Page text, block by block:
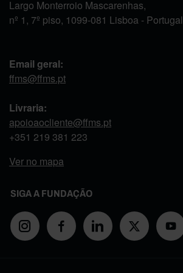
Largo Monterroio Mascarenhas,
nº 1, 7º piso, 1099-081 Lisboa - Portugal
Email geral:
ffms@ffms.pt
Livraria:
apoioaocliente@ffms.pt
+351 219 381 223
Ver no mapa
SIGA A FUNDAÇÃO